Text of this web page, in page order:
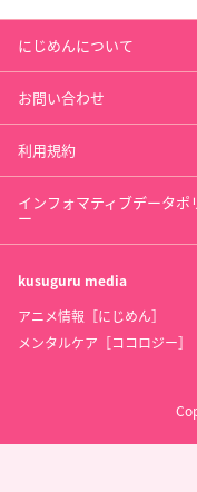
にじめんについて
お問い合わせ
利用規約
インフォマティブデータポ
ー
kusuguru media
アニメ情報［にじめん］
メンタルケア［ココロジー］